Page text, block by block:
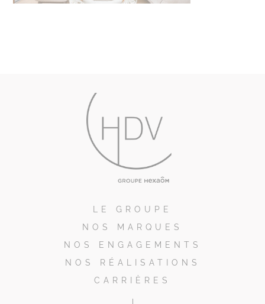
LE GROUPE
NOS MARQUES
NOS ENGAGEMENTS
NOS RÉALISATIONS
CARRIÈRES